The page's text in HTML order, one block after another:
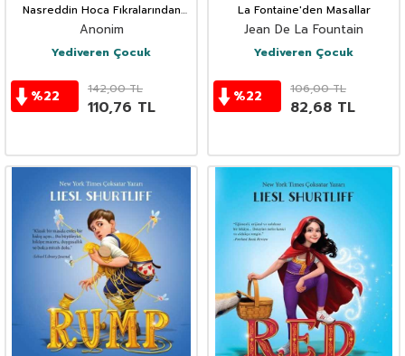
Nasreddin Hoca Fıkralarından
Seçmeler
Anonim
Yediveren Çocuk
%22 142,00TL
110,76 TL
La Fontaine'den Masallar
Jean De La Fountain
Yediveren Çocuk
%22 106,00TL
82,68 TL